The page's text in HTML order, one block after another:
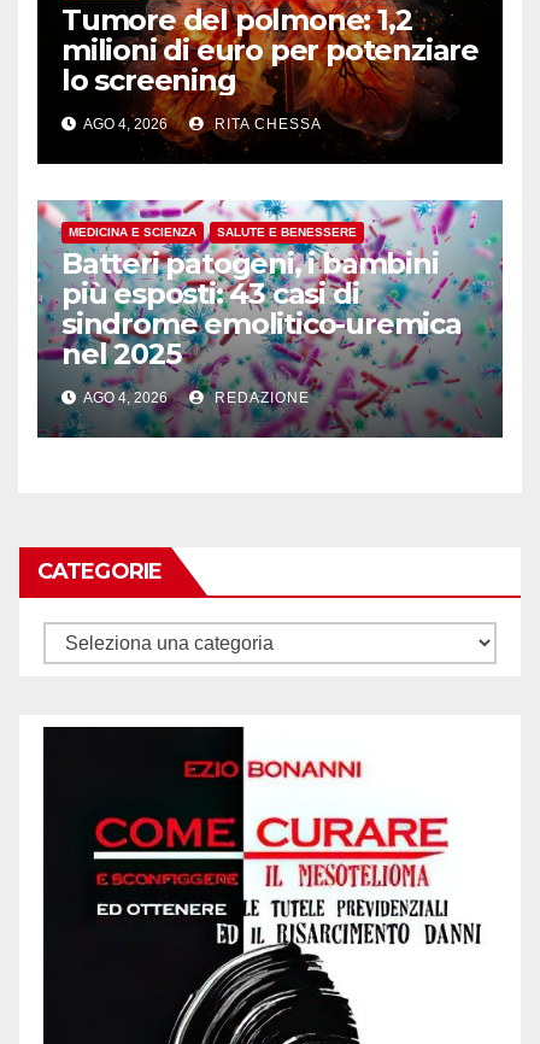
Tumore del polmone: 1,2
milioni di euro per potenziare
lo screening
AGO 4, 2026 RITA CHESSA
MEDICINA E SCIENZA SALUTE E BENESSERE
Batteri patogeni, i bambini
più esposti: 43 casi di
sindrome emolitico-uremica
nel 2025
AGO 4, 2026 REDAZIONE
CATEGORIE
Categorie